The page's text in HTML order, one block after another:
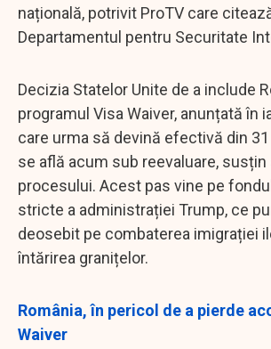
națională, potrivit ProTV care
Departamentul pentru Securitate
Decizia Statelor Unite de a include
programul Visa Waiver, anunțată în
care urma să devină efectivă din
se află acum sub reevaluare,
procesului. Acest pas vine pe
stricte a administrației Trump, ce
deosebit pe combaterea imigrației
întărirea granițelor.
România, în pericol de a pierde
Waiver